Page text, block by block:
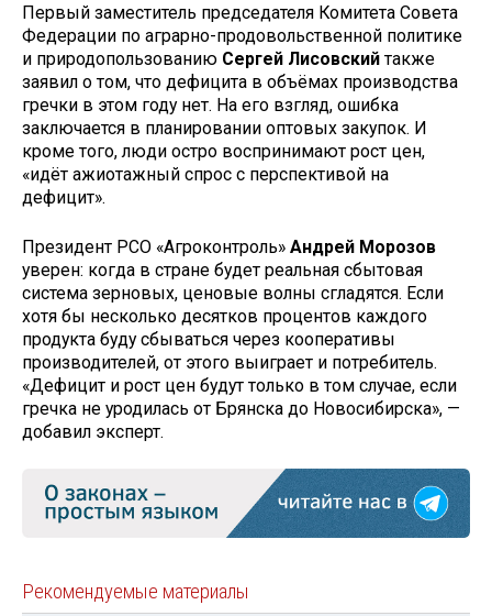
Первый заместитель председателя Комитета Совета
Федерации по аграрно-продовольственной политике
и природопользованию Сергей Лисовский также
заявил о том, что дефицита в объёмах производства
гречки в этом году нет. На его взгляд, ошибка
заключается в планировании оптовых закупок. И
кроме того, люди остро воспринимают рост цен,
«идёт ажиотажный спрос с перспективой на
дефицит».
Президент РСО «Агроконтроль» Андрей Морозов
уверен: когда в стране будет реальная сбытовая
система зерновых, ценовые волны сгладятся. Если
хотя бы несколько десятков процентов каждого
продукта буду сбываться через кооперативы
производителей, от этого выиграет и потребитель.
«Дефицит и рост цен будут только в том случае, если
гречка не уродилась от Брянска до Новосибирска», —
добавил эксперт.
Рекомендуемые материалы